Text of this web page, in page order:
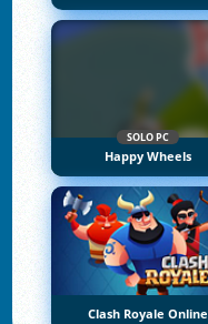
SOLO PC
Happy Wheels
Clash Royale Online